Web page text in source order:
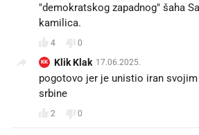
"demokratskog zapadnog" šaha
kamilica.
4 0
KK Klik Klak 17.06.2025.
pogotovo jer je unistio iran
srbine
2 0